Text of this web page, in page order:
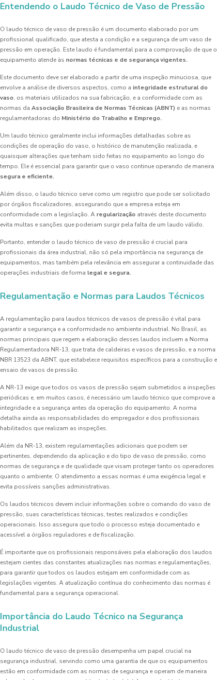
Entendendo o Laudo Técnico de Vaso de Pressão
O laudo técnico de vaso de pressão é um documento elaborado por um
profissional qualificado, que atesta a condição e a segurança de um vaso de
pressão em operação. Este laudo é fundamental para a comprovação de que o
equipamento atende às normas técnicas e de segurança vigentes.
Este documento deve ser elaborado a partir de uma inspeção minuciosa, que
envolve a análise de diversos aspectos, como a integridade estrutural do
vaso, os materiais utilizados na sua fabricação, e a conformidade com as
normas da Associação Brasileira de Normas Técnicas (ABNT) e as normas
regulamentadoras do Ministério do Trabalho e Emprego.
Um laudo técnico geralmente inclui informações detalhadas sobre as
condições de operação do vaso, o histórico de manutenção realizada, e
quaisquer alterações que tenham sido feitas no equipamento ao longo do
tempo. Ele é essencial para garantir que o vaso continue operando de maneira
segura e eficiente.
Além disso, o laudo técnico serve como um registro que pode ser solicitado
por órgãos fiscalizadores, assegurando que a empresa esteja em
conformidade com a legislação. A regularização através deste documento
evita multas e sanções que poderiam surgir pela falta de um laudo válido.
Portanto, entender o laudo técnico de vaso de pressão é crucial para
profissionais da área industrial, não só pela importância na segurança de
equipamentos, mas também pela relevância em assegurar a continuidade das
operações industriais de forma legal e segura.
Regulamentação e Normas para Laudos Técnicos
A regulamentação para laudos técnicos de vasos de pressão é vital para
garantir a segurança e a conformidade no ambiente industrial. No Brasil, as
normas principais que regem a elaboração desses laudos incluem a Norma
Regulamentadora NR-13, que trata de caldeiras e vasos de pressão, e a norma
NBR 13523 da ABNT, que estabelece requisitos específicos para a construção e
ensaio de vasos de pressão.
A NR-13 exige que todos os vasos de pressão sejam submetidos a inspeções
periódicas e, em muitos casos, é necessário um laudo técnico que comprove a
integridade e a segurança antes da operação do equipamento. A norma
detalha ainda as responsabilidades do empregador e dos profissionais
habilitados que realizam as inspeções.
Além da NR-13, existem regulamentações adicionais que podem ser
pertinentes, dependendo da aplicação e do tipo de vaso de pressão, como
normas de segurança e de qualidade que visam proteger tanto os operadores
quanto o ambiente. O atendimento a essas normas é uma exigência legal e
evita possíveis sanções administrativas.
Os laudos técnicos devem incluir informações sobre o comando do vaso de
pressão, suas características técnicas, testes realizados e condições
operacionais. Isso assegura que todo o processo esteja documentado e
acessível a órgãos reguladores e de fiscalização.
É importante que os profissionais responsáveis pela elaboração dos laudos
estejam cientes das constantes atualizações nas normas e regulamentações,
para garantir que todos os laudos estejam em conformidade com as
legislações vigentes. A atualização contínua do conhecimento das normas é
fundamental para a segurança operacional.
Importância do Laudo Técnico na Segurança
Industrial
O laudo técnico de vaso de pressão desempenha um papel crucial na
segurança industrial, servindo como uma garantia de que os equipamentos
estão em conformidade com as normas de segurança e operam de maneira